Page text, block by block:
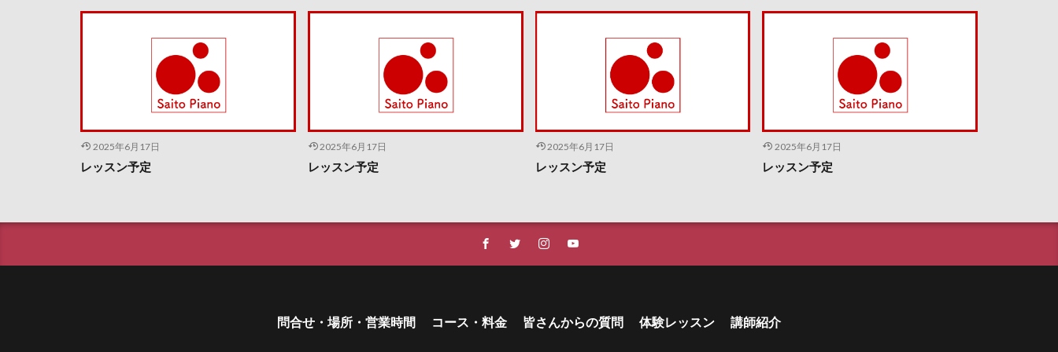
2025年6月17日
レッスン予定
2025年6月17日
レッスン予定
2025年6月17日
レッスン予定
2025年6月17日
レッスン予定
問合せ・場所・営業時間 コース・料金 皆さんからの質問 体験レッスン 講師紹介